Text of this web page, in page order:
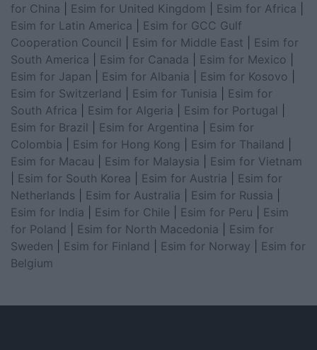
for China
Esim for United Kingdom Esim for Africa
Esim for Latin America
Esim for GCC Gulf
Cooperation Council
Esim for Middle East
Esim for
South America
Esim for Canada Esim for Mexico
Esim for Japan
Esim for Albania Esim for Kosovo
Esim for Switzerland
Esim for Tunisia
Esim for
South Africa
Esim for Algeria Esim for Portugal
Esim for Brazil
Esim for Argentina
Esim for
Colombia
Esim for Hong Kong Esim for Thailand
Esim for Macau
Esim for Malaysia
Esim for Vietnam
Esim for South Korea Esim for Austria
Esim for
Netherlands
Esim for Australia Esim for Russia
Esim for India
Esim for Chile Esim for Peru
Esim
for Poland
Esim for North Macedonia
Esim for
Sweden
Esim for Finland Esim for Norway
Esim for
Belgium